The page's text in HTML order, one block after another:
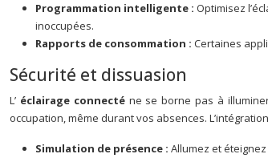
Programmation intelligente : Optimisez
inoccupées.
Rapports de consommation : Certaines
Sécurité et dissuasion
L’ éclairage connecté ne se borne pas à
occupation, même durant vos absences.
Simulation de présence : Allumez et